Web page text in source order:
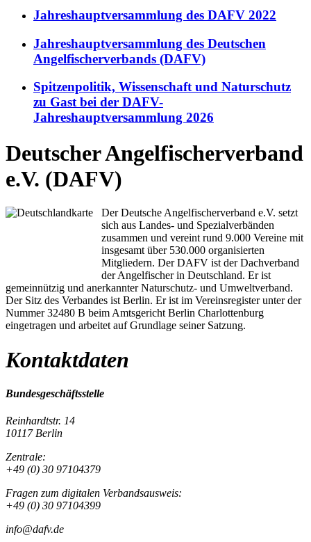
Jahreshauptversammlung des DAFV 2022
Jahreshauptversammlung des Deutschen
Angelfischerverbands (DAFV)
Spitzenpolitik, Wissenschaft und Naturschutz
zu Gast bei der DAFV-
Jahreshauptversammlung 2026
Deutscher Angelfischerverband
e.V. (DAFV)
Der Deutsche Angelfischerverband e.V. setzt
sich aus Landes- und Spezialverbänden
zusammen und vereint rund 9.000 Vereine mit
insgesamt über 530.000 organisierten
Mitgliedern. Der DAFV ist der Dachverband
der Angelfischer in Deutschland. Er ist
gemeinnützig und anerkannter Naturschutz- und Umweltverband.
Der Sitz des Verbandes ist Berlin. Er ist im Vereinsregister unter der
Nummer 32480 B beim Amtsgericht Berlin Charlottenburg
eingetragen und arbeitet auf Grundlage seiner Satzung.
Kontaktdaten
Bundesgeschäftsstelle
Reinhardtstr. 14
10117 Berlin
Zentrale:
+49 (0) 30 97104379
Fragen zum digitalen Verbandsausweis:
+49 (0) 30 97104399
info@dafv.de